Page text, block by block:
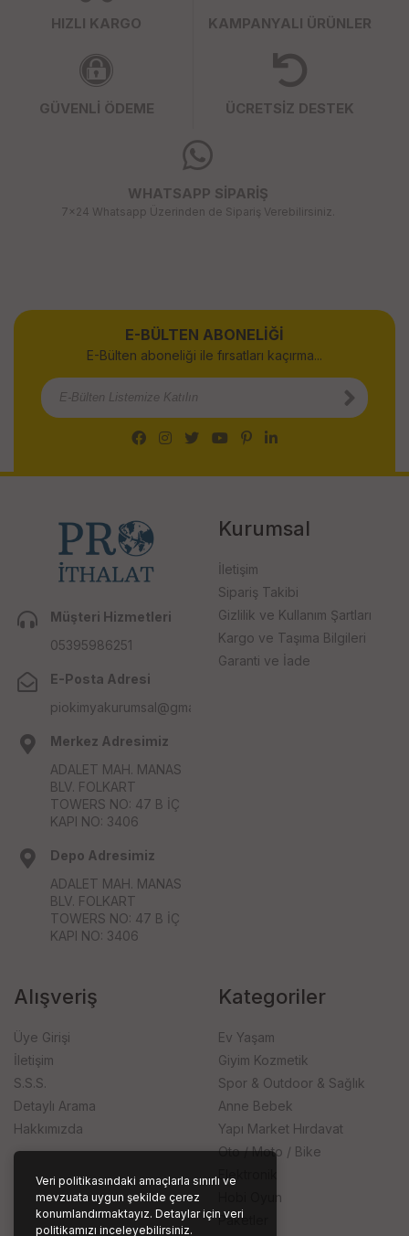
Veri politikasındaki amaçlarla sınırlı ve
mevzuata uygun şekilde çerez
konumlandırmaktayız. Detaylar için veri
politikamızı inceleyebilirsiniz.
HIZLI KARGO KAMPANYALI ÜRÜNLER
GÜVENLİ ÖDEME ÜCRETSİZ DESTEK
WHATSAPP SİPARİŞ
7x24 Whatsapp Üzerinden de Sipariş Verebilirsiniz.
E-BÜLTEN ABONELİĞİ
E-Bülten aboneliği ile fırsatları kaçırma...
Müşteri Hizmetleri
05395986251
E-Posta Adresi
piokimyakurumsal@gmail.com
Merkez Adresimiz
ADALET MAH. MANAS
BLV. FOLKART
TOWERS NO: 47 B İÇ
KAPI NO: 3406
Depo Adresimiz
ADALET MAH. MANAS
BLV. FOLKART
TOWERS NO: 47 B İÇ
KAPI NO: 3406
Kurumsal
İletişim
Sipariş Takibi
Gizlilik ve Kullanım Şartları
Kargo ve Taşıma Bilgileri
Garanti ve İade
Alışveriş
Üye Girişi
İletişim
S.S.S.
Detaylı Arama
Hakkımızda
Kategoriler
Ev Yaşam
Giyim Kozmetik
Spor & Outdoor & Sağlık
Anne Bebek
Yapı Market Hırdavat
Oto / Moto / Bike
Hobi Oyun
Paketler